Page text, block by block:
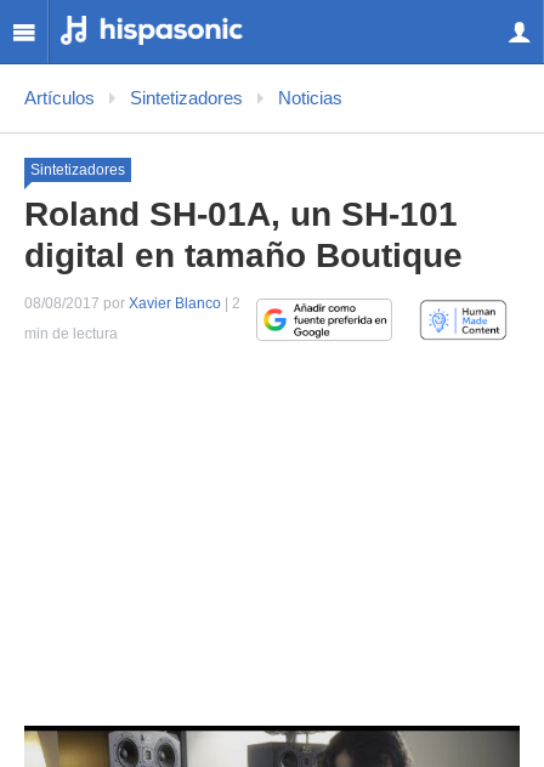
Artículos Sintetizadores Noticias
Sintetizadores
Roland SH-01A, un SH-101
digital en tamaño Boutique
08/08/2017 por Xavier Blanco | 2
min de lectura